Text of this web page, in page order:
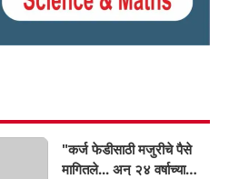
"कर्ज फेडीसाठी मजुरीचे पैसे
मागितले... अन् २४ वर्षाच्या